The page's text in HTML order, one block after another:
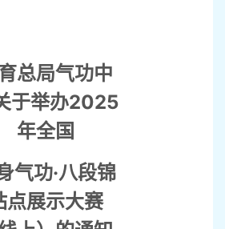
总局气功中
于举办2025
年全国
气功·八段锦
点展示大赛